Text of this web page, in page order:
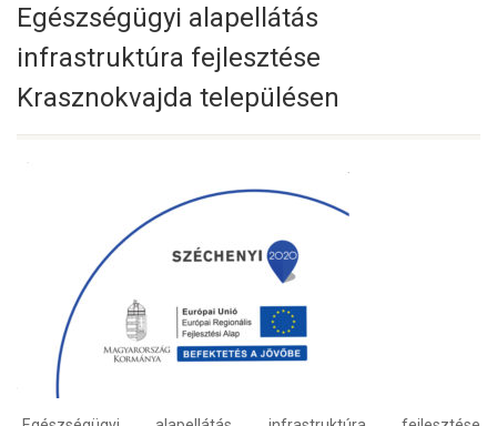
Egészségügyi alapellátás
infrastruktúra fejlesztése
Krasznokvajda településen